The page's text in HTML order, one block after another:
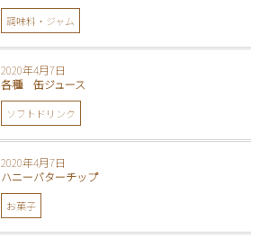
調味料・ジャム
2020年4月7日
各種 缶ジュース
ソフトドリンク
2020年4月7日
ハニーバターチップ
お菓子